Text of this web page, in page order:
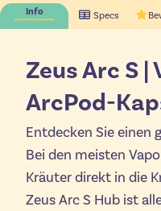
Info Specs
Zeus Arc S
ArcPod-
Entdecken Sie einen
Bei den meisten
Kräuter direkt in die
Zeus Arc S Hub ist